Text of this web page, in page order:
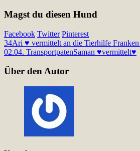
Magst du diesen Hund
Facebook Twitter Pinterest
34Ari ♥ vermittelt an die Tierhilfe
02.04. TransportpatenSaman ♥vermittelt♥
Über den Autor